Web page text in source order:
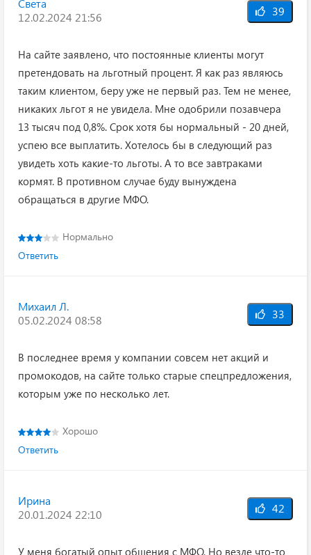
Света
12.02.2024 21:56
39
На сайте заявлено, что постоянные клиенты могут
претендовать на льготный процент. Я как раз являюсь
таким клиентом, беру уже не первый раз. Тем не менее,
никаких льгот я не увидела. Мне одобрили позавчера
13 тысяч под 0,8%. Срок хотя бы нормальный - 20 дней,
успею все выплатить. Хотелось бы в следующий раз
увидеть хоть какие-то льготы. А то все завтраками
кормят. В противном случае буду вынуждена
обращаться в другие МФО.
Нормально
Ответить
Михаил Л.
05.02.2024 08:58
33
В последнее время у компании совсем нет акций и
промокодов, на сайте только старые спецпредложения,
которым уже по несколько лет.
Хорошо
Ответить
Ирина
20.01.2024 22:10
42
У меня богатый опыт общения с МФО. Но везде что-то